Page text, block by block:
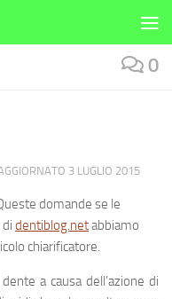
0
3 LUGLIO 2015
domande se le
dentiblog.netabbiamo
chiarificatore.
a causa dell’azione di